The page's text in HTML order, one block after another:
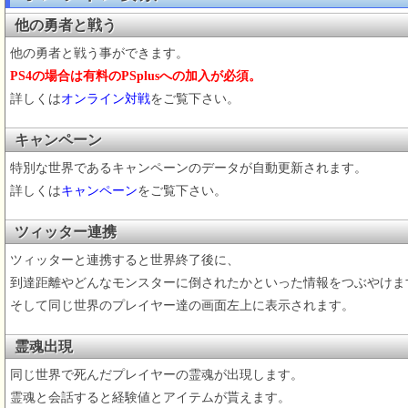
他の勇者と戦う
他の勇者と戦う事ができます。
PS4の場合は有料のPSplusへの加入が必須。
詳しくはオンライン対戦をご覧下さい。
キャンペーン
特別な世界であるキャンペーンのデータが自動更新されます。
詳しくはキャンペーンをご覧下さい。
ツィッター連携
ツィッターと連携すると世界終了後に、
到達距離やどんなモンスターに倒されたかといった情報をつぶやけま
そして同じ世界のプレイヤー達の画面左上に表示されます。
霊魂出現
同じ世界で死んだプレイヤーの霊魂が出現します。
霊魂と会話すると経験値とアイテムが貰えます。